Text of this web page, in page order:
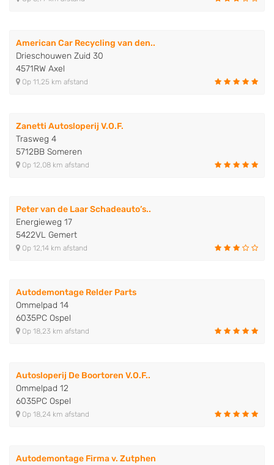
American Car Recycling van den..
Drieschouwen Zuid 30
4571RW Axel
Op 11,25 km afstand
Zanetti Autosloperij V.O.F.
Trasweg 4
5712BB Someren
Op 12,08 km afstand
Peter van de Laar Schadeauto’s..
Energieweg 17
5422VL Gemert
Op 12,14 km afstand
Autodemontage Relder Parts
Ommelpad 14
6035PC Ospel
Op 18,23 km afstand
Autosloperij De Boortoren V.O.F..
Ommelpad 12
6035PC Ospel
Op 18,24 km afstand
Autodemontage Firma v. Zutphen